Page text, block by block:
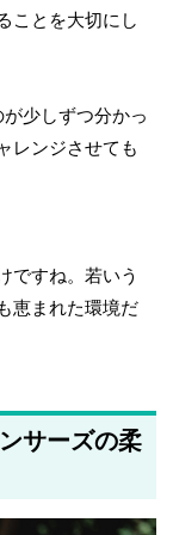
ことを大切にし
少しずつ分かっ
レンジさせても
ですね。若いう
恵まれた環境だ
サーズの柔